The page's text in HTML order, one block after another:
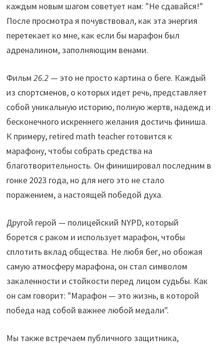
каждым новым шагом советует нам: "Не сдавайся!"
После просмотра я почувствовал, как эта энергия
перетекает ко мне, как если бы марафон был
адреналином, заполняющим венами.
Фильм26.2 — это не просто картина о беге. Каждый
из спортсменов, о которых идет речь, представляет
собой уникальную историю, полную жертв, надежд и
бесконечного искреннего желания достичь финиша.
К примеру, retired math teacher готовится к
марафону, чтобы собрать средства на
благотворительность. Он финишировал последним в
гонке 2023 года, но для него это не стало
поражением, а настоящей победой духа.
Другой герой — полицейский NYPD, который
борется с раком и использует марафон, чтобы
сплотить вклад общества. Не любя бег, но обожая
самую атмосферу марафона, он стал символом
закаленности и стойкости перед лицом судьбы. Как
он сам говорит: "Марафон — это жизнь, в которой
победа над собой важнее любой медали".
Мы также встречаем публичного защитника,